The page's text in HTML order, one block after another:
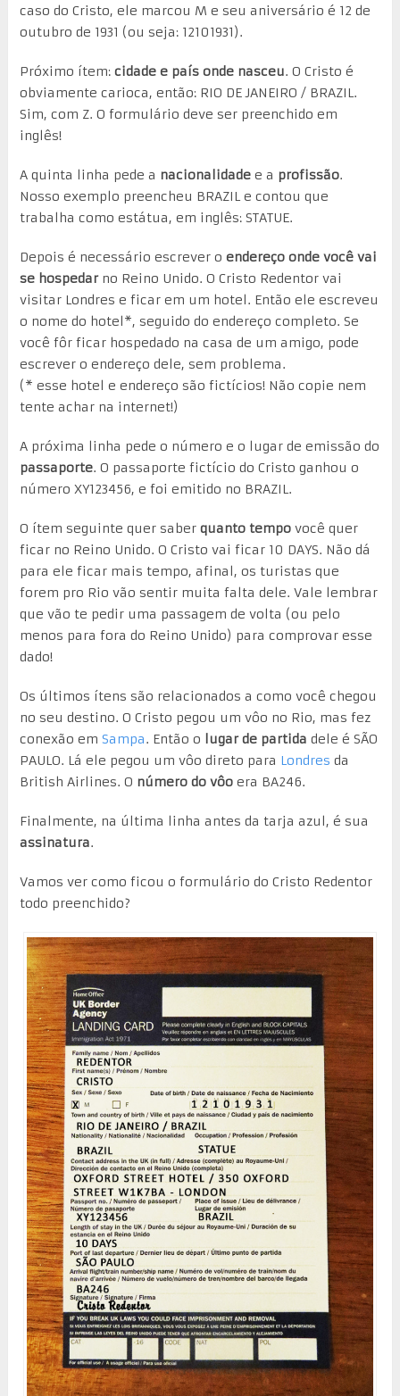
caso do Cristo, ele marcou M e seu aniversário é 12 de
outubro de 1931 (ou seja: 12101931).
Próximo ítem: cidade e país onde nasceu. O Cristo é
obviamente carioca, então: RIO DE JANEIRO / BRAZIL.
Sim, com Z. O formulário deve ser preenchido em
inglês!
A quinta linha pede a nacionalidadee a profissão.
Nosso exemplo preencheu BRAZIL e contou que
trabalha como estátua, em inglês: STATUE.
Depois é necessário escrever o endereço onde você vai
se hospedarno Reino Unido. O Cristo Redentor vai
visitar Londres e ficar em um hotel. Então ele escreveu
o nome do hotel*, seguido do endereço completo. Se
você fôr ficar hospedado na casa de um amigo, pode
escrever o endereço dele, sem problema.
(* esse hotel e endereço são fictícios! Não copie nem
tente achar na internet!)
A próxima linha pede o número e o lugar de emissão do
passaporte. O passaporte fictício do Cristo ganhou o
número XY123456, e foi emitido no BRAZIL.
O ítem seguinte quer saber quanto tempovocê quer
ficar no Reino Unido. O Cristo vai ficar 10 DAYS. Não dá
para ele ficar mais tempo, afinal, os turistas que
forem pro Rio vão sentir muita falta dele. Vale lembrar
que vão te pedir uma passagem de volta (ou pelo
menos para fora do Reino Unido) para comprovar esse
dado!
Os últimos ítens são relacionados a como você chegou
no seu destino. O Cristo pegou um vôo no Rio, mas fez
conexão em Sampa. Então o lugar de partida dele é SÃO
PAULO. Lá ele pegou um vôo direto para Londres da
British Airlines. O número do vôoera BA246.
Finalmente, na última linha antes da tarja azul, é sua
assinatura.
Vamos ver como ficou o formulário do Cristo Redentor
todo preenchido?